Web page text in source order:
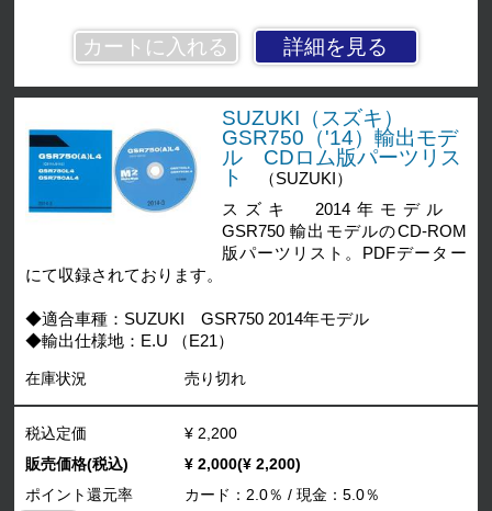
詳細を見る
SUZUKI（スズキ）
GSR750（'14）輸出モデ
ル CDロム版パーツリス
ト
（SUZUKI）
スズキ 2014年モデル
GSR750 輸出モデルのCD-ROM
版パーツリスト。PDFデーター
にて収録されております。
◆適合車種：SUZUKI GSR750 2014年モデル
◆輸出仕様地：E.U （E21）
在庫状況 売り切れ
税込定価
¥ 2,200
販売価格(税込)
¥ 2,000(¥ 2,200)
ポイント還元率
カード：2.0％ / 現金：5.0％